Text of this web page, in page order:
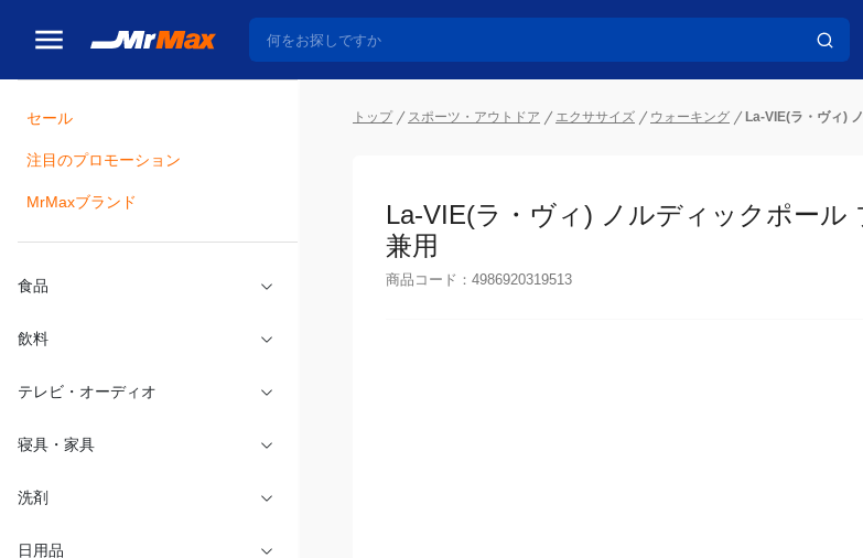
セール
注目のプロモーション
MrMaxブランド
食品
飲料
トップ スポーツ・アウトドア エクササイズ ウォーキング La-VIE(ラ・ヴィ)
La-VIE(ラ・ヴィ) ノルディックポール
用
商品コード： 4986920319513